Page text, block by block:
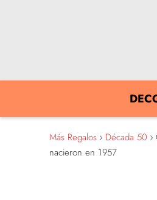
Más Regalos Década 50
nacieron en 1957